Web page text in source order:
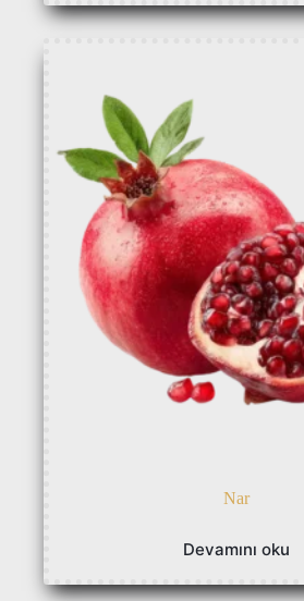
Nar
Devamını oku